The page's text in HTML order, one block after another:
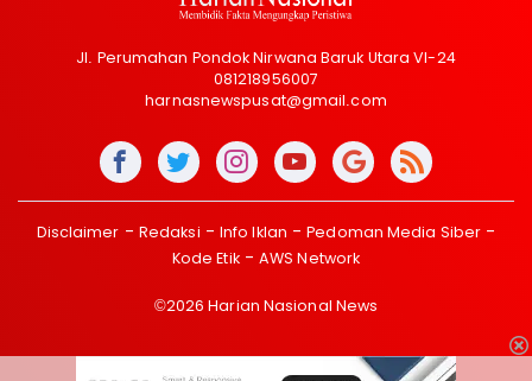
Jl. Perumahan Pondok Nirwana Baruk Utara VI-24
081218956007
harnasnewspusat@gmail.com
Disclaimer Redaksi Info Iklan
Pedoman Media Siber
Kode Etik
AWS Network
©2026 Harian Nasional News